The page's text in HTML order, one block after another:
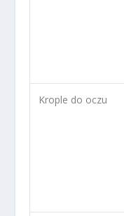
Krople do oczu